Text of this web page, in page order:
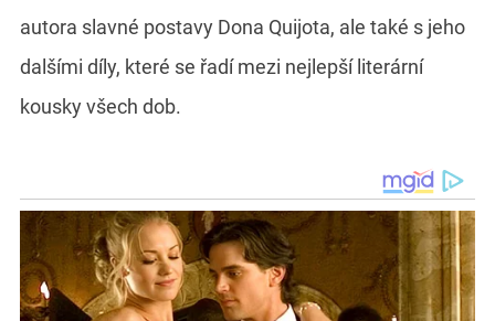
autora slavné postavy Dona Quijota, ale také s jeho
dalšími díly, které se řadí mezi nejlepší literární
kousky všech dob.